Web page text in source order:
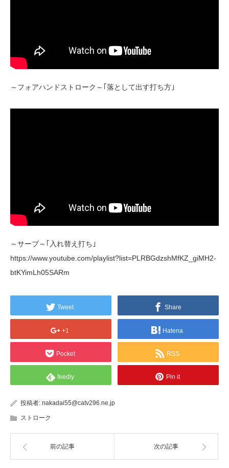
～フォアハンドストローク～｢落として出す打ち方｣
～サーブ～｢入れ替え打ち｣
https://www.youtube.com/playlist?list=PLRBGdzshMfKZ_giMH2-
btKYimLh05SARm
Tweet Share
+1 Hatena
Pocket RSS
feedly Pin it
投稿者: nakadai55@catv296.ne.jp
ストローク
前の記事 次の記事